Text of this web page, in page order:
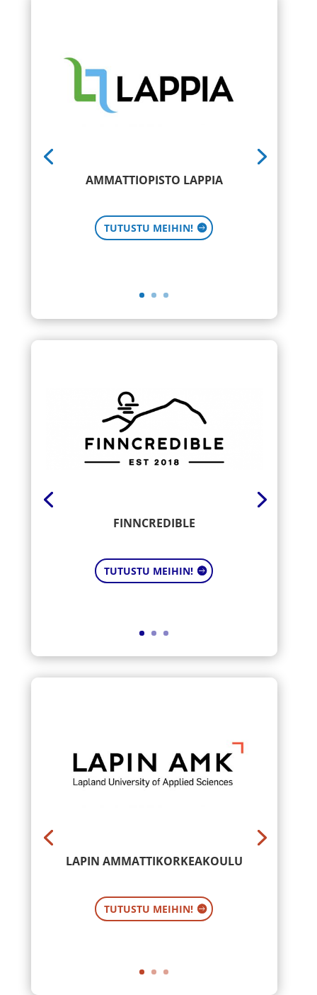
AMMATTIOPISTO LAPPIA
TUTUSTU MEIHIN!
FINNCREDIBLE
TUTUSTU MEIHIN!
LAPIN AMMATTIKORKEAKOULU
TUTUSTU MEIHIN!